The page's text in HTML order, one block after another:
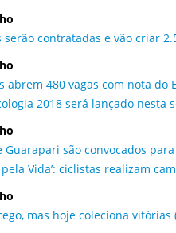
serão contratadas e vão criar
abrem 480 vagas com nota do
2018 será lançado nesta
Guarapari são convocados
pela Vida’: ciclistas realizam
mas hoje coleciona vitórias